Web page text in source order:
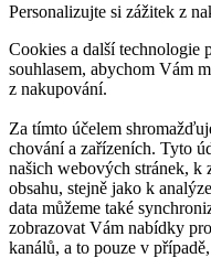
Personalizujte si zážitek z
Cookies a další technologie
souhlasem, abychom Vám
z nakupování.
Za tímto účelem
chování a zařízeních. Tyto
našich webových stránek, k
obsahu, stejně jako k
data můžeme také
zobrazovat Vám nabídky
kanálů, a to pouze v